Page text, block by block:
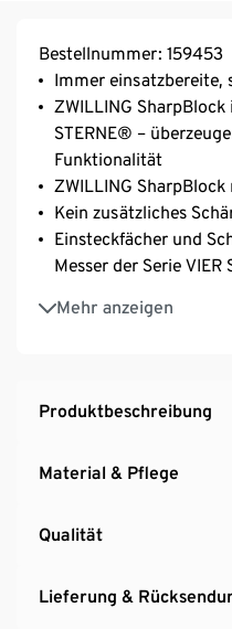
Bestellnummer: 159453
Immer einsatzbereite,
ZWILLING SharpBlock
STERNE® –
Funktionalität
ZWILLING
Kein zusätzliches
Einsteckfächer und
Messer der Serie VIER
Mehr anzeigen
Selbsterklärende
maximale Übersicht
Vielzweckschere und
Messer werden vor
Keramikschleifsteinen
Markant gemastertes
Produktbeschreibung
Material & Pflege
Qualität
Lieferung &